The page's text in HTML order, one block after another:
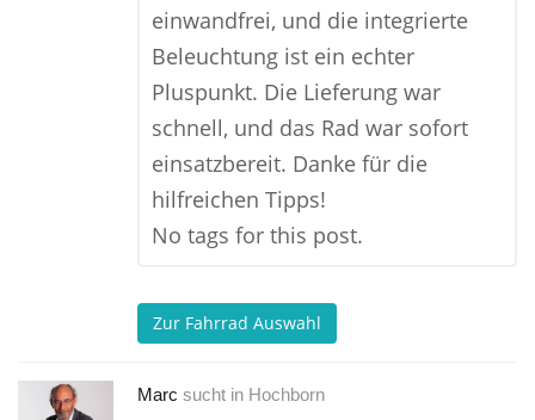
einwandfrei, und die integrierte
Beleuchtung ist ein echter
Pluspunkt. Die Lieferung war
schnell, und das Rad war sofort
einsatzbereit. Danke für die
hilfreichen Tipps!
No tags for this post.
Zur Fahrrad Auswahl
Marc sucht in Hochborn